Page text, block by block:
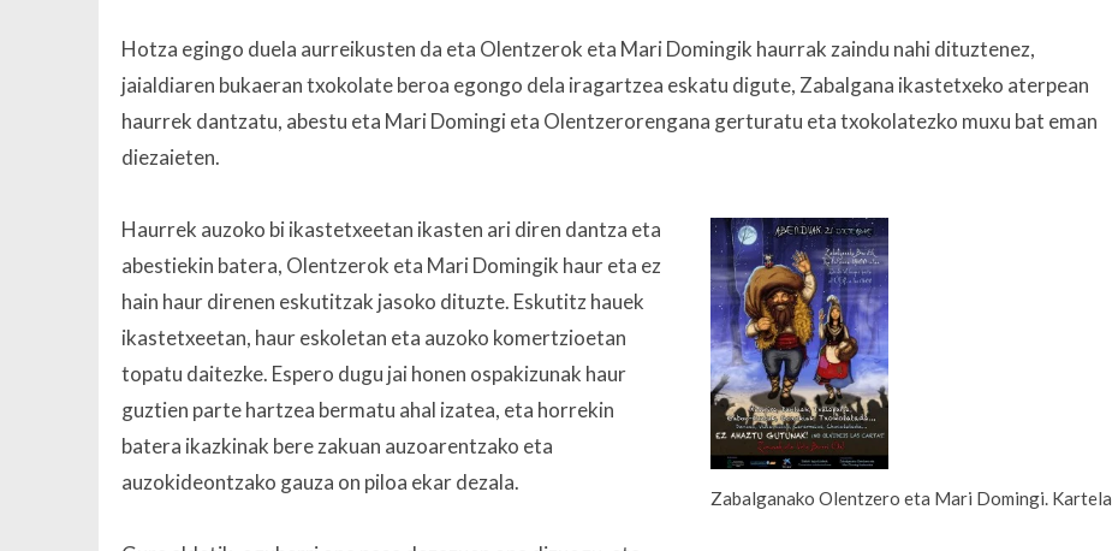
Hotza egingo duela aurreikusten da eta Olentzerok eta Mari Domingik haurrak zaindu nahi dituztenez,
jaialdiaren bukaeran txokolate beroa egongo dela iragartzea eskatu digute, Zabalgana ikastetxeko aterpean
haurrek dantzatu, abestu eta Mari Domingi eta Olentzerorengana gerturatu eta txokolatezko muxu bat eman
diezaieten.
Zabalganako Olentzero eta Mari Domingi. Kartela
Haurrek auzoko bi ikastetxeetan ikasten ari diren dantza eta
abestiekin batera, Olentzerok eta Mari Domingik haur eta ez
hain haur direnen eskutitzak jasoko dituzte. Eskutitz hauek
ikastetxeetan, haur eskoletan eta auzoko komertzioetan
topatu daitezke. Espero dugu jai honen ospakizunak haur
guztien parte hartzea bermatu ahal izatea, eta horrekin
batera ikazkinak bere zakuan auzoarentzako eta
auzokideontzako gauza on piloa ekar dezala.